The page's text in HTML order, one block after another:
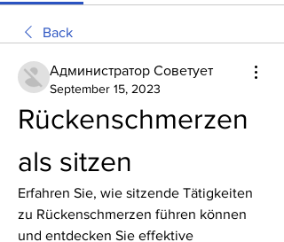
Back
Администратор Советует
September 15, 2023
Rückenschmerzen
als sitzen
Erfahren Sie, wie sitzende Tätigkeiten
zu Rückenschmerzen führen können
und entdecken Sie effektive